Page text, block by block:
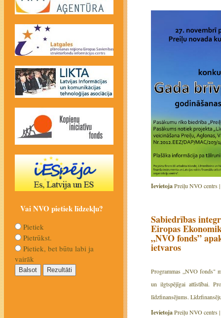
IevietojaPreiļu NVO centrs |
Sabiedrības
Eiropas
„NVO fonds”
ietvaros
Programmas „NVO fonds"
un ilgtspējīgai attīstībai.
līdzfinansējums.
IevietojaPreiļu NVO centrs |
Vai NVO pietiek līdzekļu?
Pietiek
Pietrūkst.
Pietiek, bet būtu labi ja
vairāk